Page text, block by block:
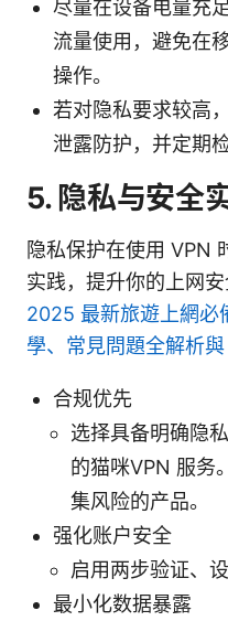
尽量在设备电量充
流量使用，避免在
操作。
若对隐私要求较高
泄露防护，并定期
5. 隐私与安全
隐私保护在使用 VPN
实践，提升你的上网安
2025 最新旅遊上網必
學、常見問題全解析
合规优先
选择具备明确隐
的猫咪VPN 服务
集风险的产品。
强化账户安全
启用两步验证、
最小化数据暴露